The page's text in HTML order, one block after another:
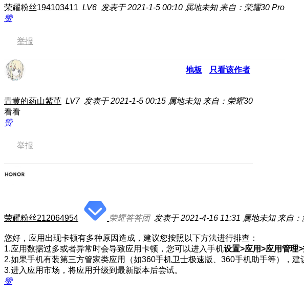
荣耀粉丝194103411 LV6 发表于 2021-1-5 00:10 属地未知 来自：荣耀30 Pro
赞
举报
地板 只看该作者
青黄的药山紫堇 LV7 发表于 2021-1-5 00:15 属地未知 来自：荣耀30
看看
赞
举报
荣耀粉丝212064954 荣耀答答团 发表于 2021-4-16 11:31 属地未知 来自
您好，应用出现卡顿有多种原因造成，建议您按照以下方法进行排查：
1.应用数据过多或者异常时会导致应用卡顿，您可以进入手机设置>应用>应用管理
2.如果手机有装第三方管家类应用（如360手机卫士极速版、360手机助手等），
3.进入应用市场，将应用升级到最新版本后尝试。
赞